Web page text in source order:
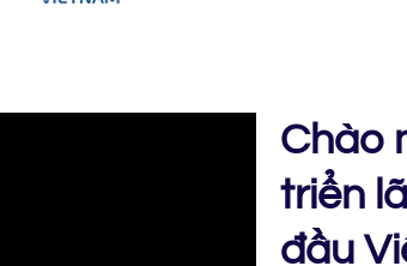
Chào
triển
đầu